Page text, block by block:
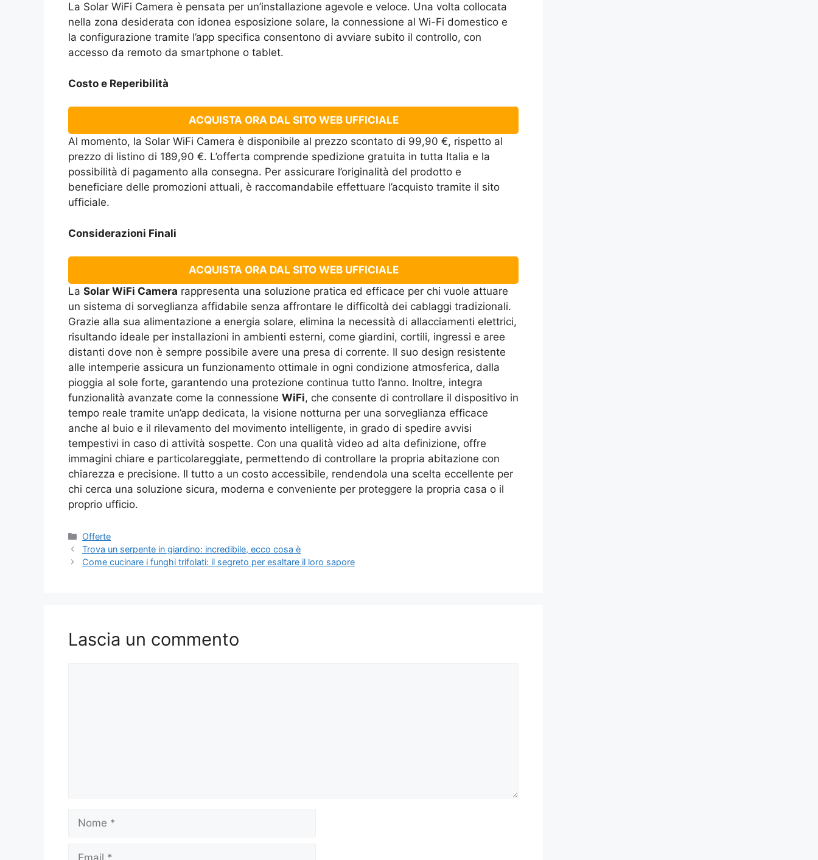
La Solar WiFi Camera è pensata per un’installazione agevole e veloce. Una volta collocata
nella zona desiderata con idonea esposizione solare, la connessione al Wi-Fi domestico e
la configurazione tramite l’app specifica consentono di avviare subito il controllo, con
accesso da remoto da smartphone o tablet.
Costo e Reperibilità
ACQUISTA ORA DAL SITO WEB UFFICIALE
Al momento, la Solar WiFi Camera è disponibile al prezzo scontato di 99,90 €, rispetto al
prezzo di listino di 189,90 €. L’offerta comprende spedizione gratuita in tutta Italia e la
possibilità di pagamento alla consegna. Per assicurare l’originalità del prodotto e
beneficiare delle promozioni attuali, è raccomandabile effettuare l’acquisto tramite il sito
ufficiale.
Considerazioni Finali
ACQUISTA ORA DAL SITO WEB UFFICIALE
La Solar WiFi Camera rappresenta una soluzione pratica ed efficace per chi vuole attuare
un sistema di sorveglianza affidabile senza affrontare le difficoltà dei cablaggi tradizionali.
Grazie alla sua alimentazione a energia solare, elimina la necessità di allacciamenti elettrici,
risultando ideale per installazioni in ambienti esterni, come giardini, cortili, ingressi e aree
distanti dove non è sempre possibile avere una presa di corrente. Il suo design resistente
alle intemperie assicura un funzionamento ottimale in ogni condizione atmosferica, dalla
pioggia al sole forte, garantendo una protezione continua tutto l’anno. Inoltre, integra
funzionalità avanzate come la connessione WiFi, che consente di controllare il dispositivo in
tempo reale tramite un’app dedicata, la visione notturna per una sorveglianza efficace
anche al buio e il rilevamento del movimento intelligente, in grado di spedire avvisi
tempestivi in caso di attività sospette. Con una qualità video ad alta definizione, offre
immagini chiare e particolareggiate, permettendo di controllare la propria abitazione con
chiarezza e precisione. Il tutto a un costo accessibile, rendendola una scelta eccellente per
chi cerca una soluzione sicura, moderna e conveniente per proteggere la propria casa o il
proprio ufficio.
Categorie
Offerte
Trova un serpente in giardino: incredibile, ecco cosa è
Come cucinare i funghi trifolati: il segreto per esaltare il loro sapore
Lascia un commento
Nome
Email